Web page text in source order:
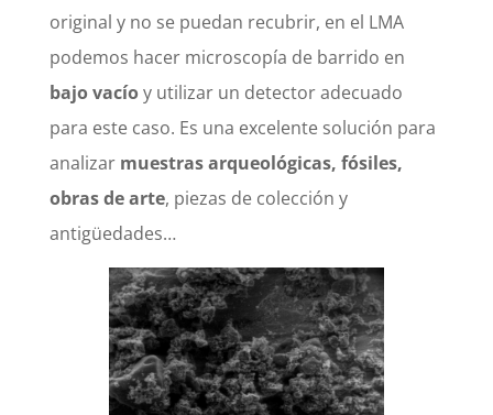
original y no se puedan recubrir, en el LMA
podemos hacer microscopía de barrido en
bajo vacíoy utilizar un detector adecuado
para este caso. Es una excelente solución para
analizar muestras arqueológicas, fósiles,
obras de arte, piezas de colección y
antigüedades…